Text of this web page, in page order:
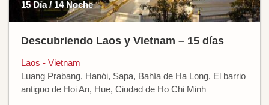
15 Día / 14 Noche
Descubriendo Laos y Vietnam – 15 días
Laos - Vietnam
Luang Prabang, Hanói, Sapa, Bahía de Ha Long, El barrio
antiguo de Hoi An, Hue, Ciudad de Ho Chi Minh